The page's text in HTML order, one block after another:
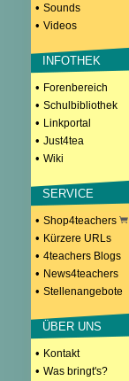
• Sounds
• Videos
INFOTHEK
• Forenbereich
• Schulbibliothek
• Linkportal
• Just4tea
• Wiki
SERVICE
• Shop4teachers
• Kürzere URLs
• 4teachers Blogs
• News4teachers
• Stellenangebote
ÜBER UNS
• Kontakt
• Was bringt's?